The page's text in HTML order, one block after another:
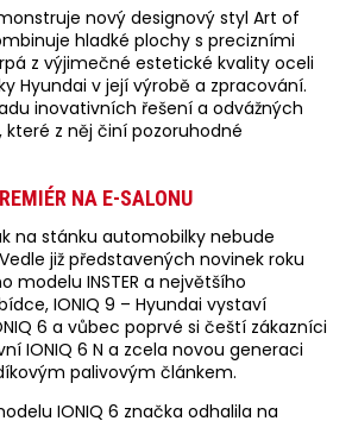
nový designový styl Art of
hladké plochy s precizními
z výjimečné estetické kvality oceli
Hyundai v její výrobě a zpracování.
inovativních řešení a odvážných
které z něj činí pozoruhodné
NA E-SALONU
na stánku automobilky nebude
již představených novinek roku
modelu INSTER a největšího
IONIQ 9 – Hyundai vystaví
6 a vůbec poprvé si čeští zákazníci
IONIQ 6 N a zcela novou generaci
palivovým článkem.
IONIQ 6 značka odhalila na